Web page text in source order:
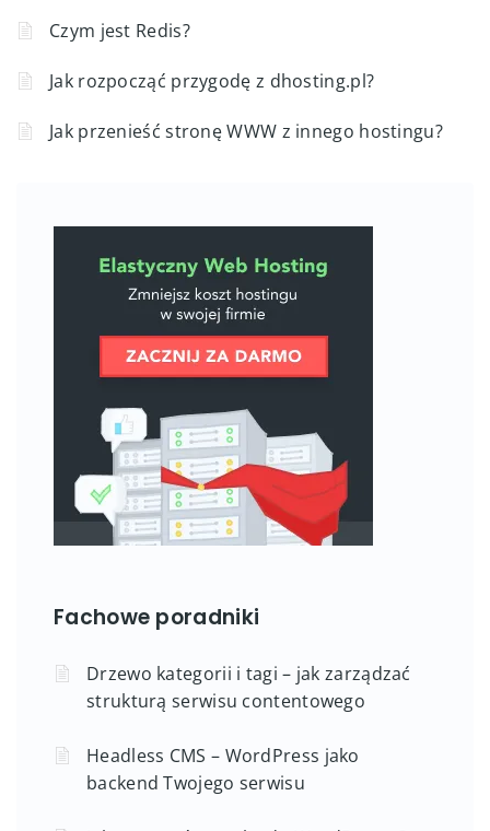
Czym jest Redis?
Jak rozpocząć przygodę z dhosting.pl?
Jak przenieść stronę WWW z innego hostingu?
Fachowe poradniki
Drzewo kategorii i tagi – jak zarządzać
strukturą serwisu contentowego
Headless CMS – WordPress jako
backend Twojego serwisu